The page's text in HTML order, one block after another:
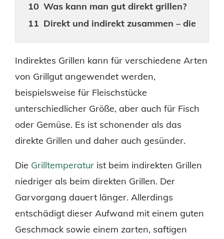
Was kann man gut direkt grillen?
Direkt und indirekt zusammen – die
Ringförmige Grillmethode
Indirektes Grillen kann für verschiedene Arten
von Grillgut angewendet werden,
beispielsweise für Fleischstücke
unterschiedlicher Größe, aber auch für Fisch
oder Gemüse. Es ist schonender als das
direkte Grillen und daher auch gesünder.
Die Grilltemperatur ist beim indirekten Grillen
niedriger als beim direkten Grillen. Der
Garvorgang dauert länger. Allerdings
entschädigt dieser Aufwand mit einem guten
Geschmack sowie einem zarten, saftigen